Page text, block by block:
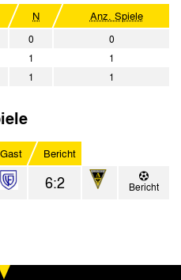
N
Anz. Spiele
0 0
1 1
1 1
Gast Bericht
6:2 Bericht